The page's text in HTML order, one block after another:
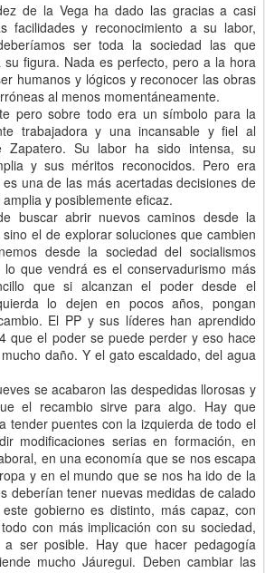
de la Vega ha dado las gracias a casi
facilidades y reconocimiento a su labor,
ser toda la sociedad las que
figura. Nada es perfecto, pero a la hora
humanos y lógicos y reconocer las obras
al menos momentáneamente.
pero sobre todo era un símbolo para la
trabajadora y una incansable y fiel al
Zapatero. Su labor ha sido intensa, su
y sus méritos reconocidos. Pero era
una de las más acertadas decisiones de
y posiblemente eficaz.
buscar abrir nuevos caminos desde la
el de explorar soluciones que cambien
desde la sociedad del socialismos
que vendrá es el conservadurismo más
que si alcanzan el poder desde el
lo dejen en pocos años, pongan
El PP y sus líderes han aprendido
que el poder se puede perder y eso hace
daño. Y el gato escaldado, del agua
se acabaron las despedidas llorosas y
el recambio sirve para algo. Hay que
tender puentes con la izquierda de todo el
modificaciones serias en formación, en
en una economía que se nos escapa
y en el mundo que se nos ha ido de la
deberían tener nuevas medidas de calado
gobierno es distinto, más capaz, con
con más implicación con su sociedad,
ser posible. Hay que hacer pedagogía
mucho Jáuregui. Deben cambiar las